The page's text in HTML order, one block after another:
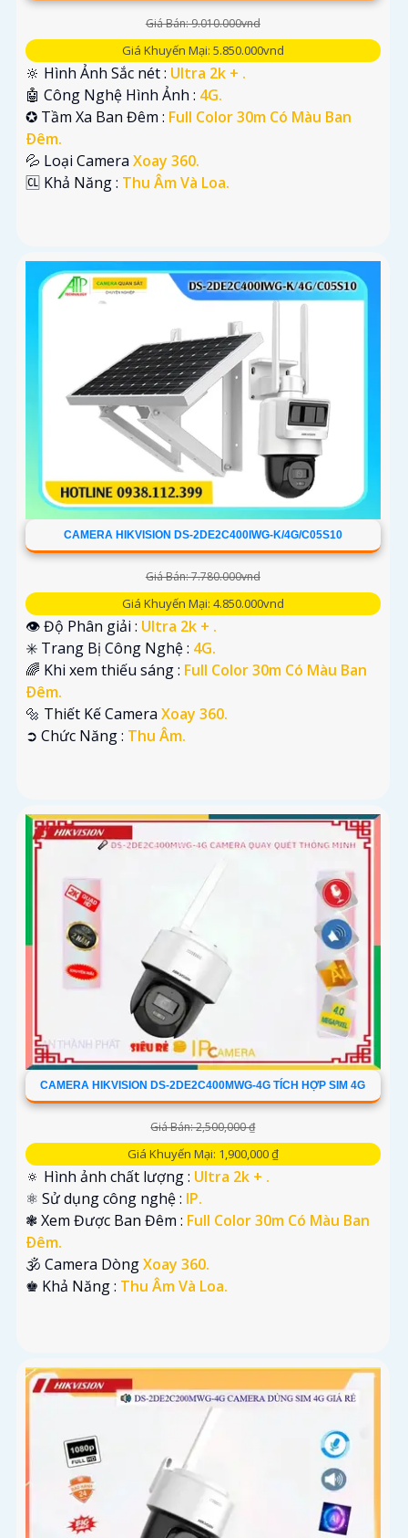
Giá Bán: 9.010.000vnd
Giá Khuyến Mại: 5.850.000vnd
🔆 Hình Ảnh Sắc nét : Ultra 2k + .
🤖️ Công Nghệ Hình Ảnh : 4G.
✪ Tầm Xa Ban Đêm : Full Color 30m Có Màu Ban
Ðêm.
💦 Loại Camera Xoay 360.
️🆑 Khả Năng : Thu Âm Và Loa.
CAMERA HIKVISION DS-2DE2C400IWG-K/4G/C05S10
Giá Bán: 7.780.000vnd
Giá Khuyến Mại: 4.850.000vnd
👁 Độ Phân giải : Ultra 2k + .
✳️ Trang Bị Công Nghệ : 4G.
🌈 Khi xem thiếu sáng : Full Color 30m Có Màu Ban
Ðêm.
🔩 Thiết Kế Camera Xoay 360.
️➲ Chức Năng : Thu Âm.
CAMERA HIKVISION DS-2DE2C400MWG-4G TÍCH HỢP SIM 4G
Giá Bán: 2,500,000 ₫
Giá Khuyến Mại: 1,900,000 ₫
🔅 Hình ảnh chất lượng : Ultra 2k + .
⚛️ Sử dụng công nghệ : IP.
❃ Xem Được Ban Đêm : Full Color 30m Có Màu Ban
Ðêm.
🕉️ Camera DòngXoay 360.
️♚ Khả Năng : Thu Âm Và Loa.